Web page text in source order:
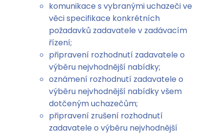
komunikace s vybranými uchazeči ve
věci specifikace konkrétních
požadavků zadavatele v zadávacím
řízení;
připravení rozhodnutí zadavatele o
výběru nejvhodnější nabídky;
oznámení rozhodnutí zadavatele o
výběru nejvhodnější nabídky všem
dotčeným uchazečům;
připravení zrušení rozhodnutí
zadavatele o výběru nejvhodnější